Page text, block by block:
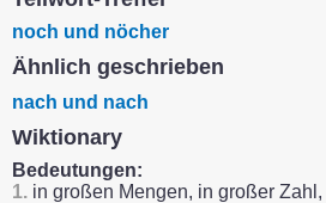
noch und nöcher
Ähnlich geschrieben
nach und nach
Wiktionary
Bedeutungen:
1. in großen Mengen, in großer